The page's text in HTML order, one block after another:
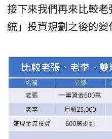
接下來我們再來比較
統」投資規劃之後的變